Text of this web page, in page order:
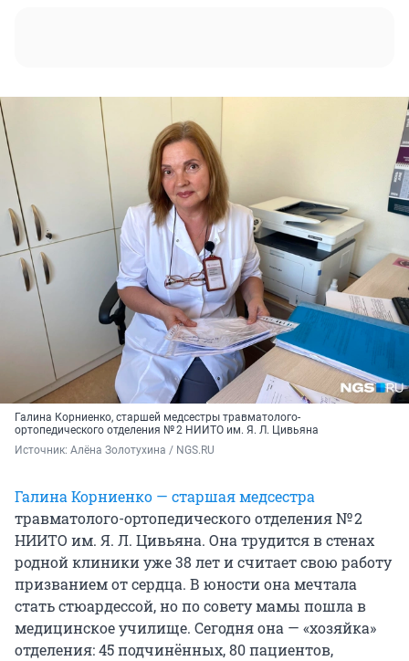
Галина Корниенко, старшей медсестры травматолого-
ортопедического отделения № 2 НИИТО им. Я. Л. Цивьяна
Источник: Алёна Золотухина / NGS.RU
Галина Корниенко — старшая медсестра
травматолого-ортопедического отделения № 2
НИИТО им. Я. Л. Цивьяна. Она трудится в стенах
родной клиники уже 38 лет и считает свою работу
призванием от сердца. В юности она мечтала
стать стюардессой, но по совету мамы пошла в
медицинское училище. Сегодня она — «хозяйка»
отделения: 45 подчинённых, 80 пациентов,